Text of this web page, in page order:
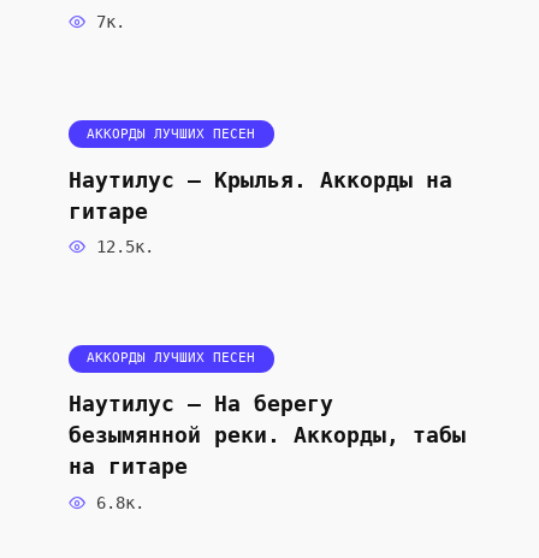
7к.
АККОРДЫ ЛУЧШИХ ПЕСЕН
Наутилус — Крылья. Аккорды на
гитаре
12.5к.
АККОРДЫ ЛУЧШИХ ПЕСЕН
Наутилус — На берегу
безымянной реки. Аккорды, табы
на гитаре
6.8к.